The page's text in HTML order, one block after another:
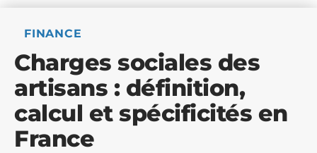
FINANCE
Charges sociales des
artisans : définition,
calcul et spécificités en
France